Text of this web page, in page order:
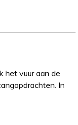
het vuur aan de
In